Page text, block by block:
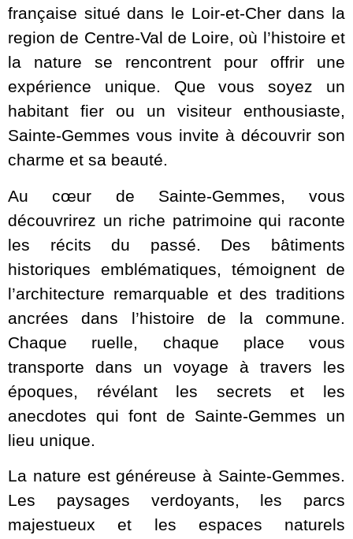
française situé dans le Loir-et-Cher dans la
region de Centre-Val de Loire, où l’histoire et
la nature se rencontrent pour offrir une
expérience unique. Que vous soyez un
habitant fier ou un visiteur enthousiaste,
Sainte-Gemmes vous invite à découvrir son
charme et sa beauté.
Au cœur de Sainte-Gemmes, vous
découvrirez un riche patrimoine qui raconte
les récits du passé. Des bâtiments
historiques emblématiques, témoignent de
l’architecture remarquable et des traditions
ancrées dans l’histoire de la commune.
Chaque ruelle, chaque place vous
transporte dans un voyage à travers les
époques, révélant les secrets et les
anecdotes qui font de Sainte-Gemmes un
lieu unique.
La nature est généreuse à Sainte-Gemmes.
Les paysages verdoyants, les parcs
majestueux et les espaces naturels